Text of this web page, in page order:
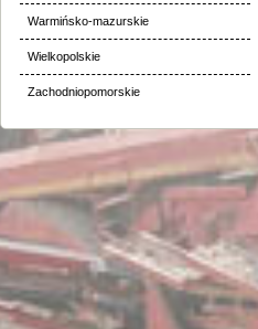
Warmińsko-mazurskie
Wielkopolskie
Zachodniopomorskie